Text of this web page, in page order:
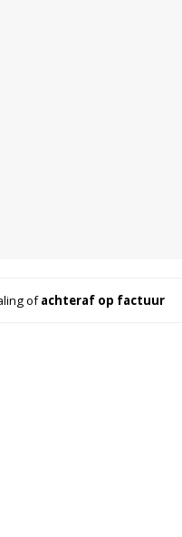
ofachteraf op factuur